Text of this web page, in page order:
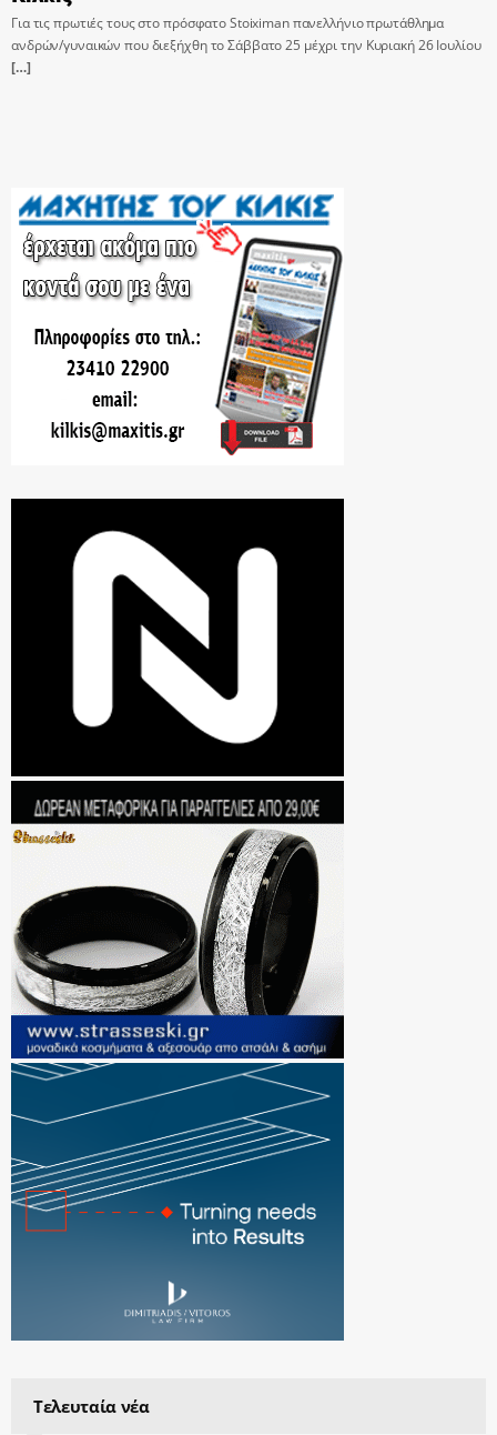
Για τις πρωτιές τους στο πρόσφατο Stoiximan πανελλήνιο πρωτάθλημα
ανδρών/γυναικών που διεξήχθη το Σάββατο 25 μέχρι την Κυριακή 26 Ιουλίου
[…]
Τελευταία νέα